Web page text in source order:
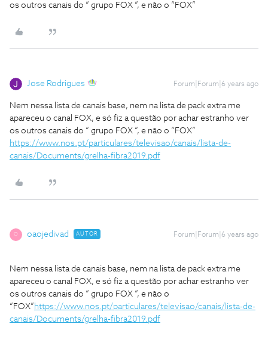
os outros canais do “ grupo FOX “, e não o “FOX”
Jose Rodrigues Forum|Forum|6 years ago
Nem nessa lista de canais base, nem na lista de pack extra me
apareceu o canal FOX, e só fiz a questão por achar estranho ver
os outros canais do “ grupo FOX “, e não o “FOX”
https://www.nos.pt/particulares/televisao/canais/lista-de-
canais/Documents/grelha-fibra2019.pdf
O oaojedivad AUTOR Forum|Forum|6 years ago
Nem nessa lista de canais base, nem na lista de pack extra me
apareceu o canal FOX, e só fiz a questão por achar estranho ver
os outros canais do “ grupo FOX “, e não o
“FOX” https://www.nos.pt/particulares/televisao/canais/lista-de-
canais/Documents/grelha-fibra2019.pdf